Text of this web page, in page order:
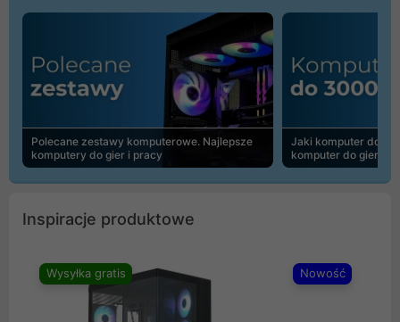
Polecane zestawy komputerowe. Najlepsze
komputery do gier i pracy
Jaki komputer do
komputer do gier |
Inspiracje produktowe
Wysyłka gratis Nowość